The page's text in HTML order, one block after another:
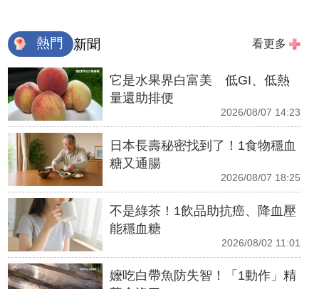
熱門 新聞 看更多
它是水果界白富美 低GI、低熱
量還助排便
2026/08/07 14:23
日本長壽秘密找到了！1食物穩血
糖又通腸
2026/08/07 18:25
不是綠茶！1飲品助抗癌、降血壓
能穩血糖
2026/08/02 11:01
嬤吃白帶魚防失智！「1動作」精